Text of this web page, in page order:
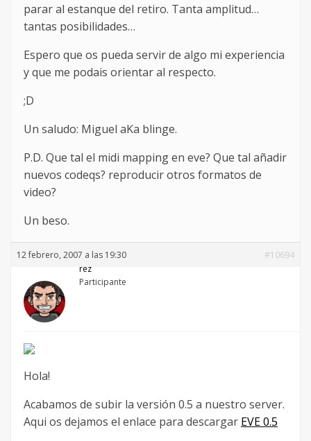
parar al estanque del retiro. Tanta amplitud…
tantas posibilidades…
Espero que os pueda servir de algo mi experiencia
y que me podais orientar al respecto.
;D
Un saludo: Miguel aKa blinge.
P.D. Que tal el midi mapping en eve? Que tal añadir
nuevos codeqs? reproducir otros formatos de
video?
Un beso.
12 febrero, 2007 a las 19:30
#10694
rez
Participante
Hola!
Acabamos de subir la versión 0.5 a nuestro server.
Aqui os dejamos el enlace para descargar EVE 0.5